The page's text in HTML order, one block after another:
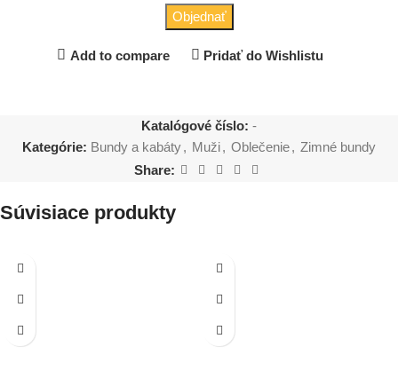
Objednať
Add to compare Pridať do Wishlistu
Katalógové číslo: -
Kategórie: Bundy a kabáty, Muži, Oblečenie, Zimné bundy
Share:
Súvisiace produkty